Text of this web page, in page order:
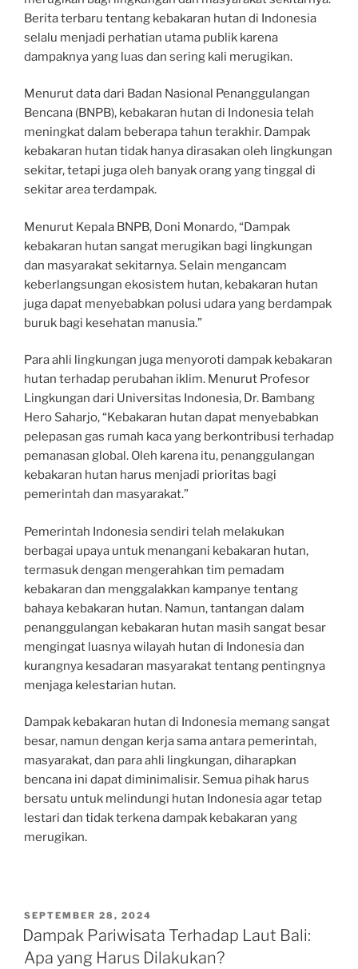
Berita terbaru tentang kebakaran hutan di Indonesia
selalu menjadi perhatian utama publik karena
dampaknya yang luas dan sering kali merugikan.
Menurut data dari Badan Nasional Penanggulangan
Bencana (BNPB), kebakaran hutan di Indonesia telah
meningkat dalam beberapa tahun terakhir. Dampak
kebakaran hutan tidak hanya dirasakan oleh lingkungan
sekitar, tetapi juga oleh banyak orang yang tinggal di
sekitar area terdampak.
Menurut Kepala BNPB, Doni Monardo, “Dampak
kebakaran hutan sangat merugikan bagi lingkungan
dan masyarakat sekitarnya. Selain mengancam
keberlangsungan ekosistem hutan, kebakaran hutan
juga dapat menyebabkan polusi udara yang berdampak
buruk bagi kesehatan manusia.”
Para ahli lingkungan juga menyoroti dampak kebakaran
hutan terhadap perubahan iklim. Menurut Profesor
Lingkungan dari Universitas Indonesia, Dr. Bambang
Hero Saharjo, “Kebakaran hutan dapat menyebabkan
pelepasan gas rumah kaca yang berkontribusi terhadap
pemanasan global. Oleh karena itu, penanggulangan
kebakaran hutan harus menjadi prioritas bagi
pemerintah dan masyarakat.”
Pemerintah Indonesia sendiri telah melakukan
berbagai upaya untuk menangani kebakaran hutan,
termasuk dengan mengerahkan tim pemadam
kebakaran dan menggalakkan kampanye tentang
bahaya kebakaran hutan. Namun, tantangan dalam
penanggulangan kebakaran hutan masih sangat besar
mengingat luasnya wilayah hutan di Indonesia dan
kurangnya kesadaran masyarakat tentang pentingnya
menjaga kelestarian hutan.
Dampak kebakaran hutan di Indonesia memang sangat
besar, namun dengan kerja sama antara pemerintah,
masyarakat, dan para ahli lingkungan, diharapkan
bencana ini dapat diminimalisir. Semua pihak harus
bersatu untuk melindungi hutan Indonesia agar tetap
lestari dan tidak terkena dampak kebakaran yang
merugikan.
POSTED
ON
SEPTEMBER 28, 2024
Dampak Pariwisata Terhadap Laut Bali:
Apa yang Harus Dilakukan?